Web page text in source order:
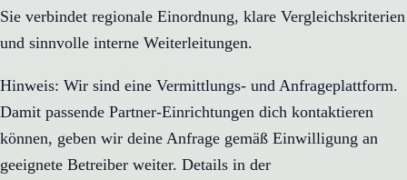
Sie verbindet regionale Einordnung, klare Vergleichskriterien
und sinnvolle interne Weiterleitungen.
Hinweis: Wir sind eine Vermittlungs- und Anfrageplattform.
Damit passende Partner-Einrichtungen dich kontaktieren
können, geben wir deine Anfrage gemäß Einwilligung an
geeignete Betreiber weiter. Details in der